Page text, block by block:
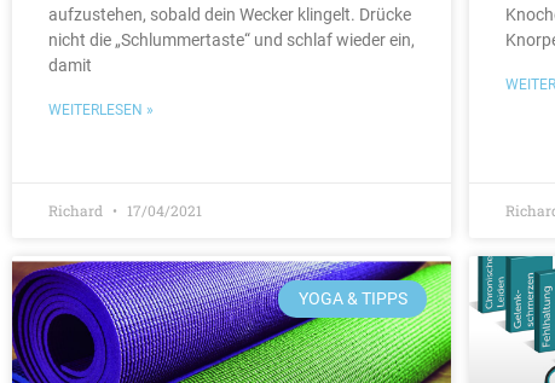
aufzustehen, sobald dein Wecker klingelt. Drücke
nicht die „Schlummertaste“ und schlaf wieder ein,
damit
WEITERLESEN »
Richard 17/04/2021
YOGA & TIPPS